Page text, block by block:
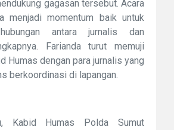
gagasan tersebut. Acara
menjadi momentum baik untuk
antara jurnalis dan
Farianda turut memuji
Humas dengan para jurnalis yang
berkoordinasi di lapangan.
Kabid Humas Polda Sumut